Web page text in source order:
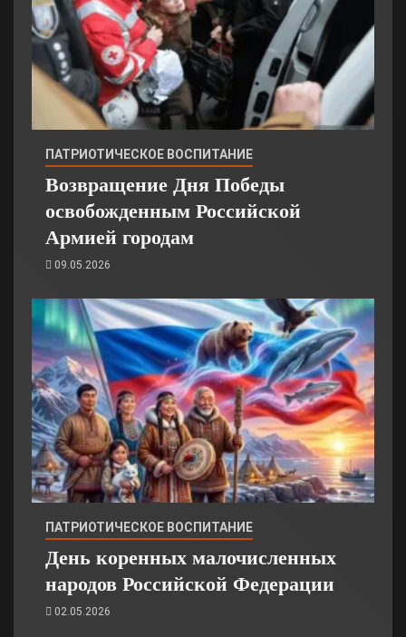
ПАТРИОТИЧЕСКОЕ ВОСПИТАНИЕ
Возвращение Дня Победы
освобожденным Российской
Армией городам
09.05.2026
ПАТРИОТИЧЕСКОЕ ВОСПИТАНИЕ
День коренных малочисленных
народов Российской Федерации
02.05.2026